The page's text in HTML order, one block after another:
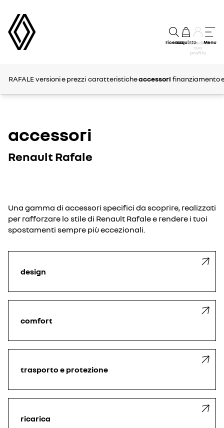
ricercaacquistoaccedi al
tuo
profilo
Menu
RAFALE versioni e prezzi caratteristicheaccessori finanziamento
accessori
Renault Rafale
Una gamma di accessori specifici da scoprire, realizzati
per rafforzare lo stile di Renault Rafale e rendere i tuoi
spostamenti sempre più eccezionali.
design
comfort
trasporto e protezione
ricarica